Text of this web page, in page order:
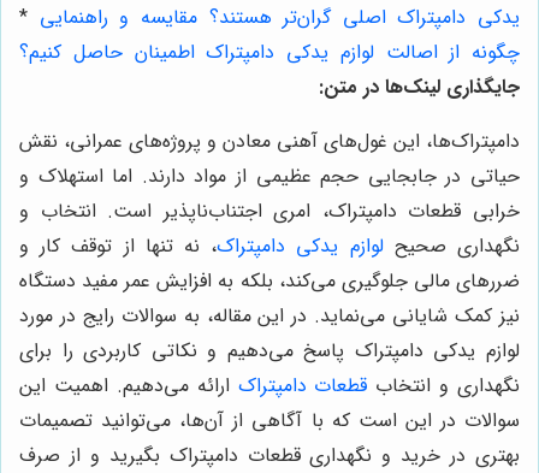
یدکی دامپتراک اصلی گران‌تر هستند؟ مقایسه و راهنمایی *
چگونه از اصالت لوازم یدکی دامپتراک اطمینان حاصل کنیم؟
جایگذاری لینک‌ها در متن:
دامپتراک‌ها، این غول‌های آهنی معادن و پروژه‌های عمرانی، نقش
حیاتی در جابجایی حجم عظیمی از مواد دارند. اما استهلاک و
خرابی قطعات دامپتراک، امری اجتناب‌ناپذیر است. انتخاب و
نگهداری صحیحلوازم یدکی دامپتراک، نه تنها از توقف کار و
ضررهای مالی جلوگیری می‌کند، بلکه به افزایش عمر مفید دستگاه
نیز کمک شایانی می‌نماید. در این مقاله، به سوالات رایج در مورد
لوازم یدکی دامپتراک پاسخ می‌دهیم و نکاتی کاربردی را برای
نگهداری و انتخاب قطعات دامپتراک ارائه می‌دهیم. اهمیت این
سوالات در این است که با آگاهی از آن‌ها، می‌توانید تصمیمات
بهتری در خرید و نگهداری قطعات دامپتراک بگیرید و از صرف